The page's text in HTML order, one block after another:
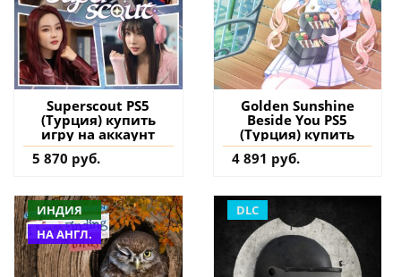
Superscout PS5
(Турция) купить
игру на аккаунт
5 870 руб.
Golden Sunshine
Beside You PS5
(Турция) купить
4 891 руб.
ИНДИЯ
НА АНГЛ.
DLC